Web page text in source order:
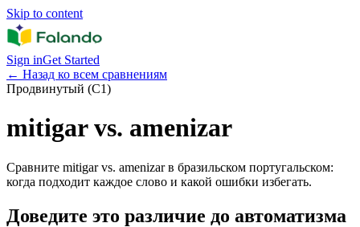
Skip to content
Sign inGet Started
← Назад ко всем сравнениям
Продвинутый (C1)
mitigar vs. amenizar
Сравните mitigar vs. amenizar в бразильском португальском:
когда подходит каждое слово и какой ошибки избегать.
Доведите это различие до автоматизма